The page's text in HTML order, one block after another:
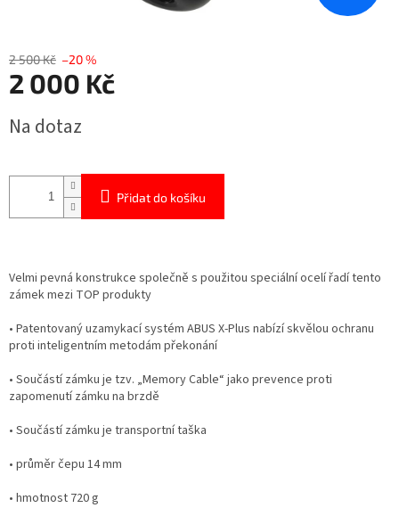
2 500 Kč –20 %
2 000 Kč
cena:
Na dotaz
Přidat do košíku
Velmi pevná konstrukce společně s použitou speciální ocelí řadí tento
zámek mezi TOP produkty
• Patentovaný uzamykací systém ABUS X-Plus nabízí skvělou ochranu
proti inteligentním metodám překonání
• Součástí zámku je tzv. „Memory Cable“ jako prevence proti
zapomenutí zámku na brzdě
• Součástí zámku je transportní taška
• průměr čepu 14 mm
• hmotnost 720 g